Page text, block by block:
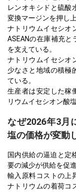
レンオキシドと硫酸
変換マージンを押し上
ナトリウムイセシオ
ASEANの在庫補充
を支えている。
ナトリウムイセシオ
少なさと地域の積極
ている。
生産者は安定した稼
リウムイセシオン酸
なぜ2026年3月
塩の価格が変動
国内供給の逼迫と定
要の減少が供給を促
輸入原料コストの上
ナトリウムの着荷コ